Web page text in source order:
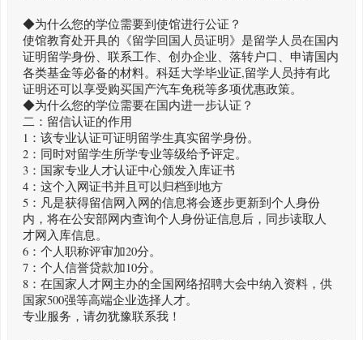
◆为什么您的学位需要到使馆进行公证？
使馆教育处开具的《留学回国人员证明》是留学人员在国内
证明留学身份、联系工作、创办企业、落转户口、申请国内
各类基金等必备的材料。科廷大学毕业证,留学人员持有此
证明还可以享受购买国产汽车免税等多项优惠政策。
◆为什么您的学位需要在国内进一步认证？
二：留信认证的作用
1：该专业认证可证明留学生真实留学身份。
2：同时对留学生所学专业等级给予评定。
3：国家专业人才认证中心颁发入库证书
4：这个入网证书并且可以归档到地方
5：凡是获得留信网入网的信息将会逐步更新到个人身份
内，将在公安部网内查询个人身份证信息后，同步读取人
才网入库信息。
6：个人职称评审加20分。
7：个人信誉贷款加10分。
8：在国家人才网主办的全国网络招聘大会中纳入资料，供
国家500强等高端企业选择人才。
专业服务，请勿犹豫联系我！